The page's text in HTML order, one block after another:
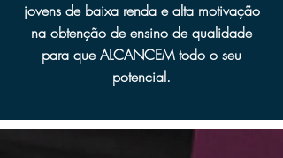
jovens de baixa renda e alta motivação
na obtenção de ensino de qualidade
para que ALCANCEM todo o seu
potencial.